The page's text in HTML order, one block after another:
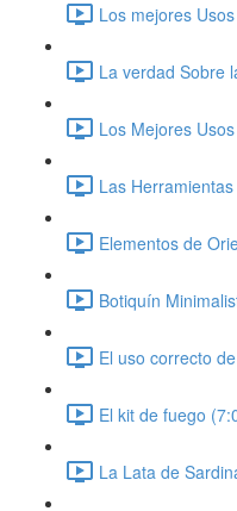
Los mejores
La verdad Sobre
Los Mejores
Las
Elementos de
Botiquín
El uso correcto
El kit de fuego
La Lata de